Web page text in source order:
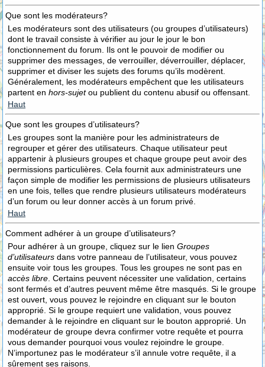
Que sont les modérateurs?
Les modérateurs sont des utilisateurs (ou groupes d’utilisateurs)
dont le travail consiste à vérifier au jour le jour le bon
fonctionnement du forum. Ils ont le pouvoir de modifier ou
supprimer des messages, de verrouiller, déverrouiller, déplacer,
supprimer et diviser les sujets des forums qu’ils modèrent.
Généralement, les modérateurs empêchent que les utilisateurs
partent en hors-sujetou publient du contenu abusif ou offensant.
Haut
Que sont les groupes d’utilisateurs?
Les groupes sont la manière pour les administrateurs de
regrouper et gérer des utilisateurs. Chaque utilisateur peut
appartenir à plusieurs groupes et chaque groupe peut avoir des
permissions particulières. Cela fournit aux administrateurs une
façon simple de modifier les permissions de plusieurs utilisateurs
en une fois, telles que rendre plusieurs utilisateurs modérateurs
d’un forum ou leur donner accès à un forum privé.
Haut
Comment adhérer à un groupe d’utilisateurs?
Pour adhérer à un groupe, cliquez sur le lien Groupes
d’utilisateurs dans votre panneau de l’utilisateur, vous pouvez
ensuite voir tous les groupes. Tous les groupes ne sont pas en
accès libre . Certains peuvent nécessiter une validation, certains
sont fermés et d’autres peuvent même être masqués. Si le groupe
est ouvert, vous pouvez le rejoindre en cliquant sur le bouton
approprié. Si le groupe requiert une validation, vous pouvez
demander à le rejoindre en cliquant sur le bouton approprié. Un
modérateur de groupe devra confirmer votre requête et pourra
vous demander pourquoi vous voulez rejoindre le groupe.
N’importunez pas le modérateur s’il annule votre requête, il a
sûrement ses raisons.